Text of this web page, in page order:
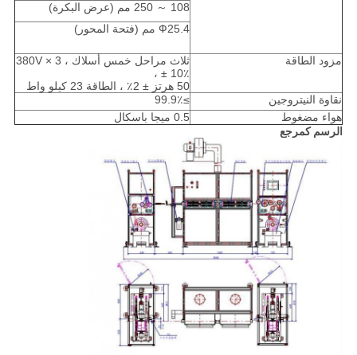
108 ～ 250 مم (عرض البكرة)
Ф25.4 مم (فتحة المحور)
مزود الطاقة
ثلاث مراحل خمس أسلاك ، 3 × 380V
± 10٪ ،
50 هرتز ± 2٪ ، الطاقة 23 كيلو واط
نقاوة النيتروجين
≥99.9٪
هواء مضغوط
0.5 ميجا باسكال
الرسم كمرجع